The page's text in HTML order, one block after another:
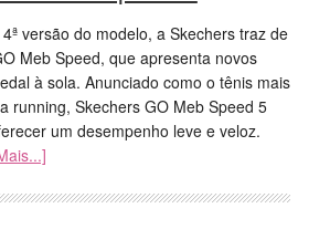
versão do modelo, a Skechers traz de
Meb Speed, que apresenta novos
à sola. Anunciado como o tênis mais
running, Skechers GO Meb Speed 5
um desempenho leve e veloz.